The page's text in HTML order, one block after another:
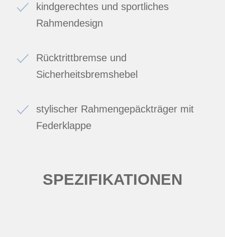
kindgerechtes und sportliches
Rahmendesign
Rücktrittbremse und
Sicherheitsbremshebel
stylischer Rahmengepäckträger mit
Federklappe
SPEZIFIKATIONEN